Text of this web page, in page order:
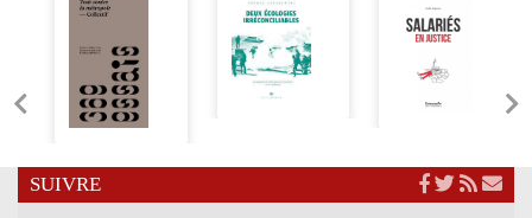
SUIVRE